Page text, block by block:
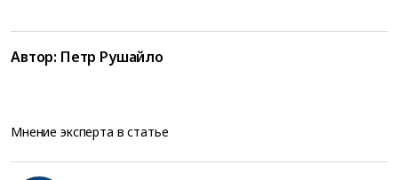
Автор: Петр Рушайло
Мнение эксперта в статье